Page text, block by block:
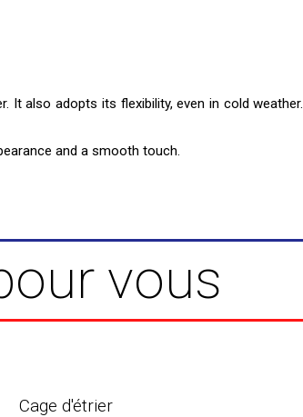
It also adopts its flexibility, even in cold
and a smooth touch.
vous
Cage d'étrier